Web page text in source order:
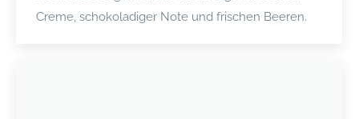
Creme, schokoladiger Note und frischen Beeren.